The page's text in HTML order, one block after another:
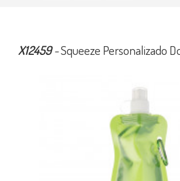
X12459-Squeeze Personalizado